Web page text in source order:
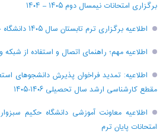
برگزاری امتحانات نیمسال دوم ۱۴۰۵ – ۱۴۰۴
اطلاعیه برگزاری ترم تابستان سال ۱۴۰۵ دانشگاه حکیم سبزواری
اطلاعیه مهم؛ راهنمای اتصال و استفاده از شبکه
اطلاعیه: تمدید فراخوان پذیرش دانشجو‌های
مقطع کارشناسی ارشد سال تحصیلی ۱۴۰۶-۱۴۰۵
اطلاعیه معاونت آموزشی دانشگاه حکیم
امتحانات پایان ترم